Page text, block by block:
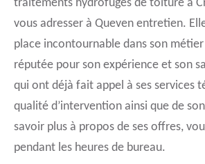
traitements hydrofuges de toiture à
vous adresser à Queven entretien.
place incontournable dans son
réputée pour son expérience et son
qui ont déjà fait appel à ses services
qualité d’intervention ainsi que de
savoir plus à propos de ses offres,
pendant les heures de bureau.